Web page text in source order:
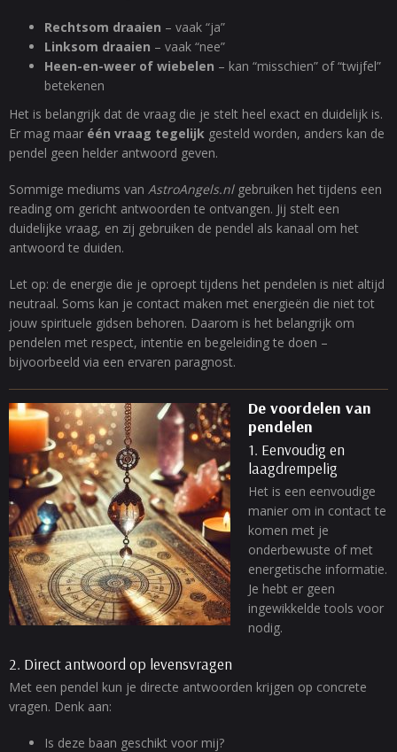
Rechtsom draaien – vaak “ja”
Linksom draaien – vaak “nee”
Heen-en-weer of wiebelen – kan “misschien” of “twijfel”
betekenen
Het is belangrijk dat de vraag die je stelt heel exact en duidelijk is.
Er mag maar één vraag tegelijk gesteld worden, anders kan de
pendel geen helder antwoord geven.
Sommige mediums van AstroAngels.nlgebruiken het tijdens een
reading om gericht antwoorden te ontvangen. Jij stelt een
duidelijke vraag, en zij gebruiken de pendel als kanaal om het
antwoord te duiden.
Let op: de energie die je oproept tijdens het pendelen is niet altijd
neutraal. Soms kan je contact maken met energieën die niet tot
jouw spirituele gidsen behoren. Daarom is het belangrijk om
pendelen met respect, intentie en begeleiding te doen –
bijvoorbeeld via een ervaren paragnost.
De voordelen van
pendelen
1. Eenvoudig en
laagdrempelig
Het is een eenvoudige
manier om in contact te
komen met je
onderbewuste of met
energetische informatie.
Je hebt er geen
ingewikkelde tools voor
nodig.
2. Direct antwoord op levensvragen
Met een pendel kun je directe antwoorden krijgen op concrete
vragen. Denk aan:
Is deze baan geschikt voor mij?